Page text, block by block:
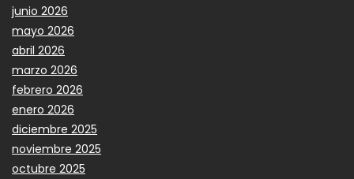
junio 2026
mayo 2026
abril 2026
marzo 2026
febrero 2026
enero 2026
diciembre 2025
noviembre 2025
octubre 2025